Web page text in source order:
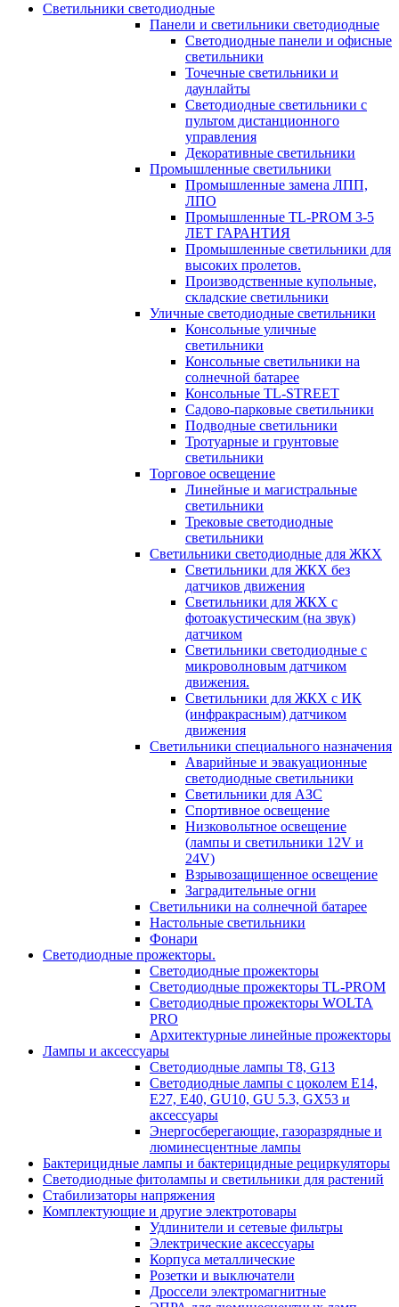
Светильники светодиодные
Панели и светильники светодиодные
Светодиодные панели и офисные
светильники
Точечные светильники и
даунлайты
Светодиодные светильники с
пультом дистанционного
управления
Декоративные светильники
Промышленные светильники
Промышленные замена ЛПП,
ЛПО
Промышленные TL-PROM 3-5
ЛЕТ ГАРАНТИЯ
Промышленные светильники для
высоких пролетов.
Производственные купольные,
складские светильники
Уличные светодиодные светильники
Консольные уличные
светильники
Консольные светильники на
солнечной батарее
Консольные TL-STREET
Садово-парковые светильники
Подводные светильники
Тротуарные и грунтовые
светильники
Торговое освещение
Линейные и магистральные
светильники
Трековые светодиодные
светильники
Светильники светодиодные для ЖКХ
Светильники для ЖКХ без
датчиков движения
Светильники для ЖКХ с
фотоакустическим (на звук)
датчиком
Светильники светодиодные с
микроволновым датчиком
движения.
Светильники для ЖКХ с ИК
(инфракрасным) датчиком
движения
Светильники специального назначения
Аварийные и эвакуационные
светодиодные светильники
Светильники для АЗС
Спортивное освещение
Низковольтное освещение
(лампы и светильники 12V и
24V)
Взрывозащищенное освещение
Заградительные огни
Светильники на солнечной батарее
Настольные светильники
Фонари
Светодиодные прожекторы.
Светодиодные прожекторы
Светодиодные прожекторы TL-PROM
Светодиодные прожекторы WOLTA
PRO
Архитектурные линейные прожекторы
Лампы и аксессуары
Светодиодные лампы Т8, G13
Светодиодные лампы с цоколем Е14,
Е27, E40, GU10, GU 5.3, GX53 и
аксессуары
Энергосберегающие, газоразрядные и
люминесцентные лампы
Бактерицидные лампы и бактерицидные рециркуляторы
Светодиодные фитолампы и светильники для растений
Стабилизаторы напряжения
Комплектующие и другие электротовары
Удлинители и сетевые фильтры
Электрические аксессуары
Корпуса металлические
Розетки и выключатели
Дроссели электромагнитные